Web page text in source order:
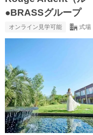
●BRASSグループ
オンライン見学可能 式場